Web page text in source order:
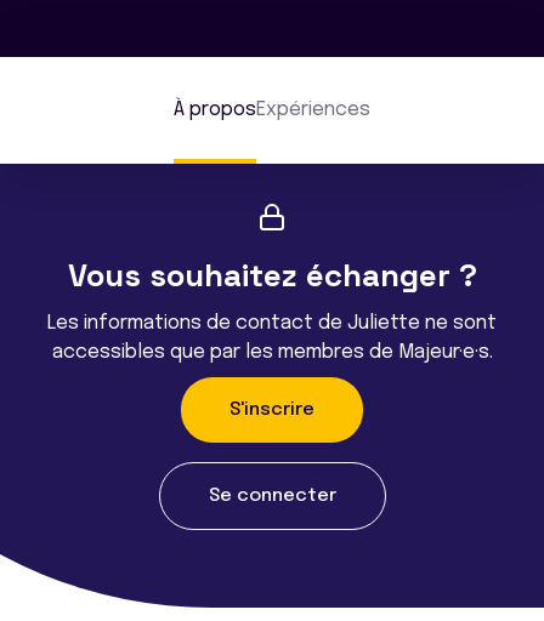
À proposExpériences
Vous souhaitez échanger ?
Les informations de contact de Juliette ne sont
accessibles que par les membres de Majeur·e·s.
S'inscrire
Se connecter